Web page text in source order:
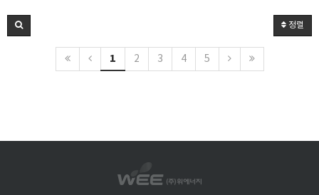
정렬
1 2 3 4 5